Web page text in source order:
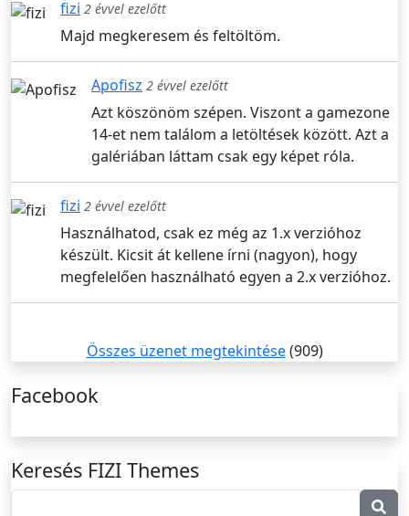
fizi 2 évvel ezelőtt
Majd megkeresem és feltöltöm.
Apofisz 2 évvel ezelőtt
Azt köszönöm szépen. Viszont a gamezone
14-et nem találom a letöltések között. Azt a
galériában láttam csak egy képet róla.
fizi 2 évvel ezelőtt
Használhatod, csak ez még az 1.x verzióhoz
készült. Kicsit át kellene írni (nagyon), hogy
megfelelően használható egyen a 2.x verzióhoz.
Összes üzenet megtekintése(909)
Facebook
Keresés FIZI Themes